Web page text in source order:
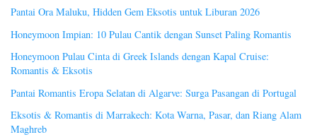
Pantai Ora Maluku, Hidden Gem Eksotis untuk Liburan 2026
Honeymoon Impian: 10 Pulau Cantik dengan Sunset Paling Romantis
Honeymoon Pulau Cinta di Greek Islands dengan Kapal Cruise:
Romantis & Eksotis
Pantai Romantis Eropa Selatan di Algarve: Surga Pasangan di Portugal
Eksotis & Romantis di Marrakech: Kota Warna, Pasar, dan Riang Alam
Maghreb